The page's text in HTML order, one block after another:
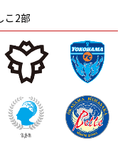
愛媛Ｌ
こ2部